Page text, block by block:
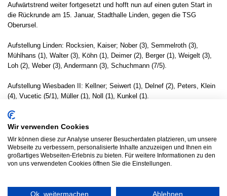
Aufwärtstrend weiter fortgesetzt und hofft nun auf einen guten Start in
die Rückrunde am 15. Januar, Stadthalle Linden, gegen die TSG
Oberursel.
Aufstellung Linden: Rocksien, Kaiser; Nober (3), Semmelroth (3),
Mühlhans (1), Walter (3), Köhn (1), Deimer (2), Berger (1), Weigelt (3),
Loh (2), Weber (3), Andermann (3), Schuchmann (7/5).
Aufstellung Wiesbaden II: Kellner; Seiwert (1), Delnef (2), Peters, Klein
(4), Vucetic (5/1), Müller (1), Noll (1), Kunkel (1).
Zeitstrafen: 2:8 Min. – Siebenmeter: 6/5:1/1. – Zuschauer: 160. –
Schiedsrichter: Kaiser/Paul.
Text: Lucas Mertsching (Presseabteilung MSG Linden)
Ergebnisdienst
Wir verwenden Cookies
Wir können diese zur Analyse unserer Besucherdaten platzieren, um unsere
Webseite zu verbessern, personalisierte Inhalte anzuzeigen und Ihnen ein
großartiges Webseiten-Erlebnis zu bieten. Für weitere Informationen zu den
von uns verwendeten Cookies öffnen Sie die Einstellungen.
Ok, weitermachen Ablehnen